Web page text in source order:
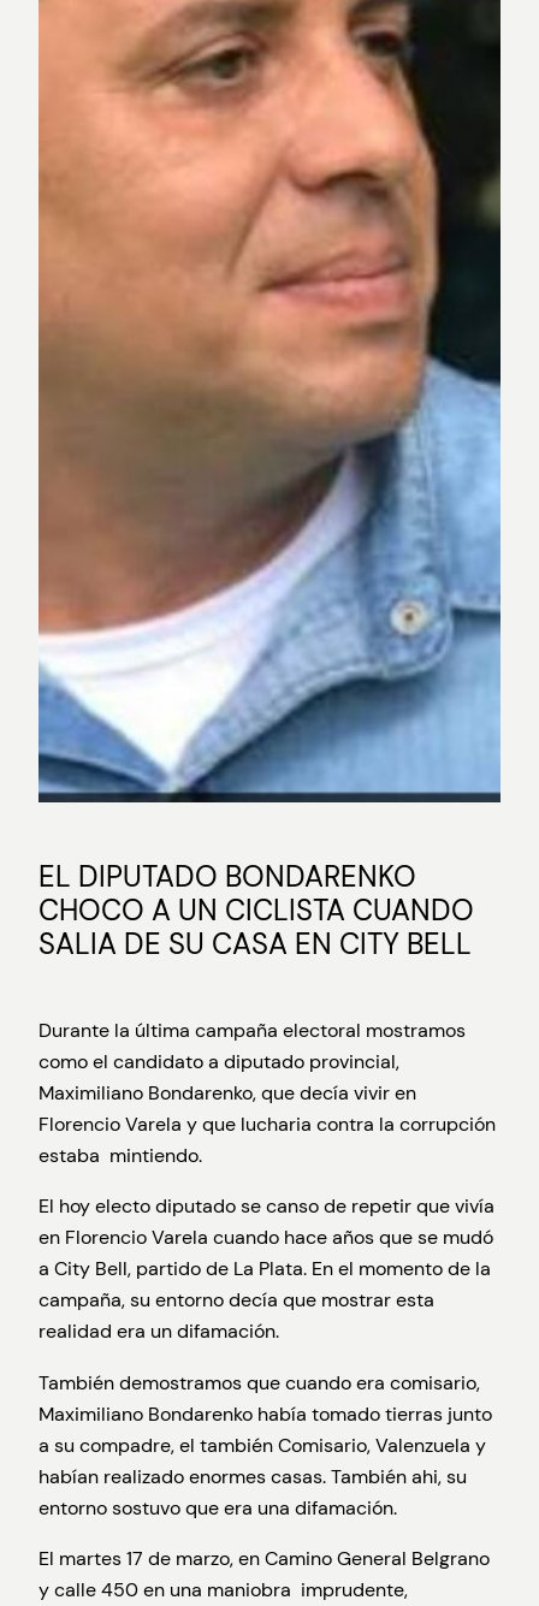
EL DIPUTADO BONDARENKO
CHOCO A UN CICLISTA CUANDO
SALIA DE SU CASA EN CITY BELL
Durante la última campaña electoral mostramos
como el candidato a diputado provincial,
Maximiliano Bondarenko, que decía vivir en
Florencio Varela y que lucharia contra la corrupción
estaba mintiendo.
El hoy electo diputado se canso de repetir que vivía
en Florencio Varela cuando hace años que se mudó
a City Bell, partido de La Plata. En el momento de la
campaña, su entorno decía que mostrar esta
realidad era un difamación.
También demostramos que cuando era comisario,
Maximiliano Bondarenko había tomado tierras junto
a su compadre, el también Comisario, Valenzuela y
habían realizado enormes casas. También ahi, su
entorno sostuvo que era una difamación.
El martes 17 de marzo, en Camino General Belgrano
y calle 450 en una maniobra imprudente,